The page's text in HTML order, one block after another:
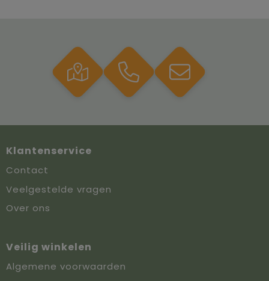
Klantenservice
Contact
Veelgestelde vragen
Over ons
Veilig winkelen
Algemene voorwaarden